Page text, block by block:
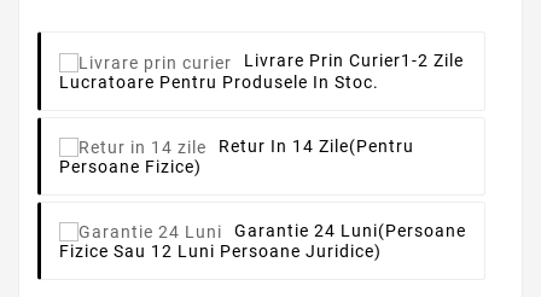
Livrare Prin Curier1-2 Zile
Lucratoare Pentru Produsele In Stoc.
Retur In 14 Zile(pentru
Persoane Fizice)
Garantie 24 Luni(persoane
Fizice Sau 12 Luni Persoane Juridice)